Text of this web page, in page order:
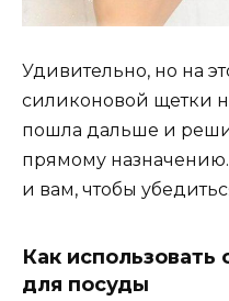
Удивительно, но на
силиконовой щетки
пошла дальше и
прямому
и вам, чтобы
Как
для посуды